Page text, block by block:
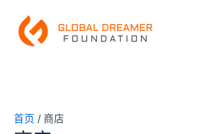
首页 / 商店